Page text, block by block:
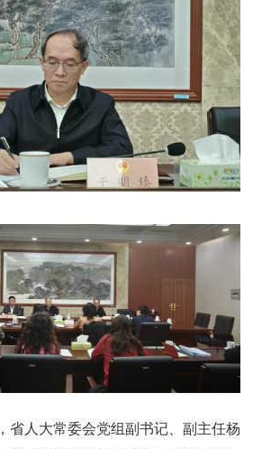
省人大常委会党组副书记、副主任杨